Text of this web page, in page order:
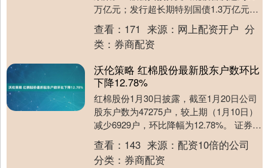
万亿元；发行超长期特别国债1.3万亿元，
其中2500亿元支持消费品以旧换新；创新
设....
查看： 171 来源： 网上配资开户 分
类： 券商配资
沃伦策略 红棉股份最新股东户数环比
下降12.78%
红棉股份1月30日披露，截至1月20日公司
股东户数为47275户，较上期（1月10日）
减少6929户，环比降幅为12.78%。 证券时
报数据宝统计，截至发稿，红....
查看： 143 来源： 配资10倍的公司
分类： 券商配资